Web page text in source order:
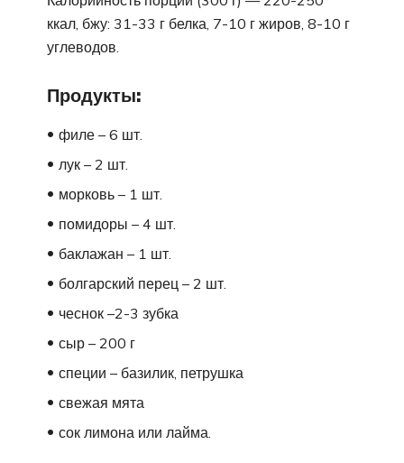
ккал, бжу: 31-33 г белка, 7-10 г жиров, 8-10 г
углеводов.
Продукты:
филе – 6 шт.
лук – 2 шт.
морковь – 1 шт.
помидоры – 4 шт.
баклажан – 1 шт.
болгарский перец – 2 шт.
чеснок –2-3 зубка
сыр – 200 г
специи – базилик, петрушка
свежая мята
сок лимона или лайма.